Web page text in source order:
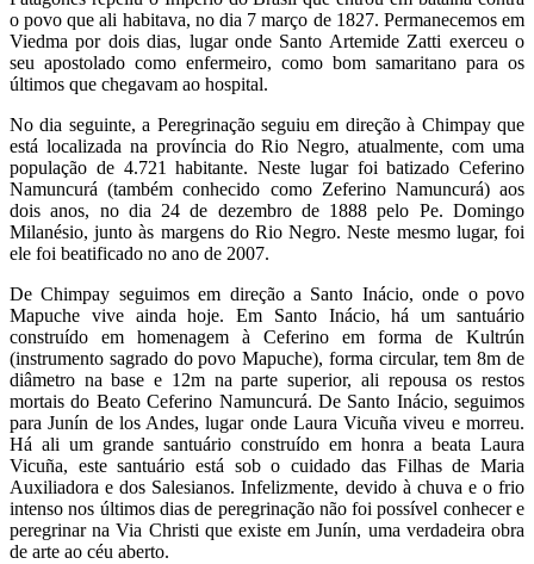
o povo que ali habitava, no dia 7 março de 1827. Permanecemos em
Viedma por dois dias, lugar onde Santo Artemide Zatti exerceu o
seu apostolado como enfermeiro, como bom samaritano para os
últimos que chegavam ao hospital.
No dia seguinte, a Peregrinação seguiu em direção à Chimpay que
está localizada na província do Rio Negro, atualmente, com uma
população de 4.721 habitante. Neste lugar foi batizado Ceferino
Namuncurá (também conhecido como Zeferino Namuncurá) aos
dois anos, no dia 24 de dezembro de 1888 pelo Pe. Domingo
Milanésio, junto às margens do Rio Negro. Neste mesmo lugar, foi
ele foi beatificado no ano de 2007.
De Chimpay seguimos em direção a Santo Inácio, onde o povo
Mapuche vive ainda hoje. Em Santo Inácio, há um santuário
construído em homenagem à Ceferino em forma de Kultrún
(instrumento sagrado do povo Mapuche), forma circular, tem 8m de
diâmetro na base e 12m na parte superior, ali repousa os restos
mortais do Beato Ceferino Namuncurá. De Santo Inácio, seguimos
para Junín de los Andes, lugar onde Laura Vicuña viveu e morreu.
Há ali um grande santuário construído em honra a beata Laura
Vicuña, este santuário está sob o cuidado das Filhas de Maria
Auxiliadora e dos Salesianos. Infelizmente, devido à chuva e o frio
intenso nos últimos dias de peregrinação não foi possível conhecer e
peregrinar na Via Christi que existe em Junín, uma verdadeira obra
de arte ao céu aberto.